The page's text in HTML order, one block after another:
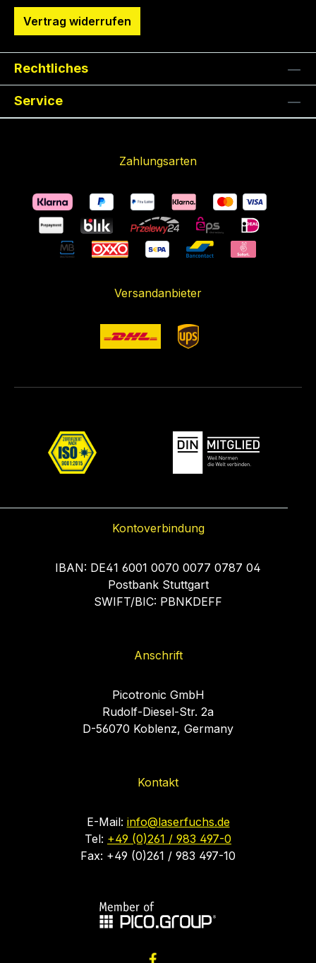
Vertrag widerrufen
Rechtliches
Service
Zahlungsarten
Versandanbieter
Kontoverbindung
IBAN: DE41 6001 0070 0077 0787 04
Postbank Stuttgart
SWIFT/BIC: PBNKDEFF
Anschrift
Picotronic GmbH
Rudolf-Diesel-Str. 2a
D-56070 Koblenz, Germany
Kontakt
E-Mail: info@laserfuchs.de
Tel: +49 (0)261 / 983 497-0
Fax: +49 (0)261 / 983 497-10